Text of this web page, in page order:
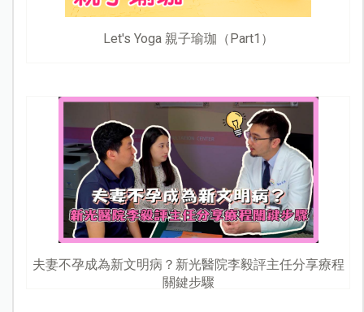
Let's Yoga 親子瑜珈（Part1）
夫妻不孕成為新文明病？新光醫院李毅評主任分享療程
關鍵步驟